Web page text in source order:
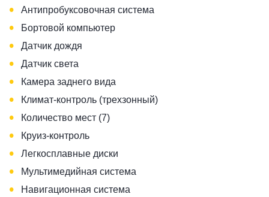
• Антипробуксовочная система
• Бортовой компьютер
• Датчик дождя
• Датчик света
• Камера заднего вида
• Климат-контроль (трехзонный)
• Количество мест (7)
• Круиз-контроль
• Легкосплавные диски
• Мультимедийная система
• Навигационная система